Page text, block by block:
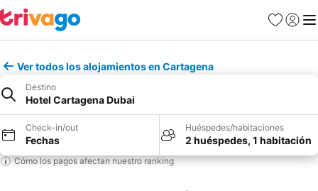
Favoritos
Iniciar
Ver todos los alojamientos en Cartagena
Destino
Hotel Cartagena Dubai
Check-in/out
Fechas
Huéspedes/habitaciones
2 huéspedes, 1 habitación
Cómo los pagos afectan nuestro ranking